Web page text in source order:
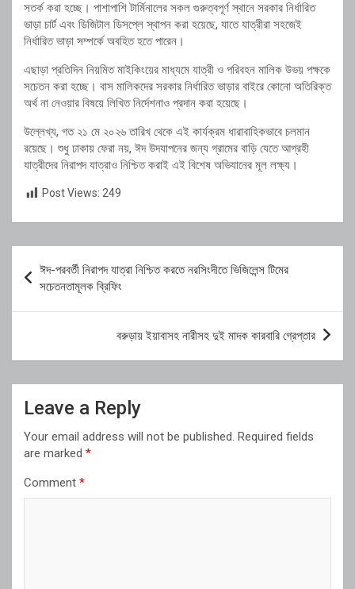
সতর্ক করা হচ্ছে। পাশাপাশি টার্মিনালের সকল গুরুত্বপূর্ণ স্থানে সরকার নির্ধারিত
ভাড়া চার্ট এবং ডিজিটাল ডিসপ্লে স্থাপন করা হয়েছে, যাতে যাত্রীরা সহজেই
নির্ধারিত ভাড়া সম্পর্কে অবহিত হতে পারেন।
এছাড়া প্রতিদিন নিয়মিত মাইকিংয়ের মাধ্যমে যাত্রী ও পরিবহন মালিক উভয় পক্ষকে
সচেতন করা হচ্ছে। বাস মালিকদের সরকার নির্ধারিত ভাড়ার বাইরে কোনো অতিরিক্ত
অর্থ না নেওয়ার বিষয়ে লিখিত নির্দেশনাও প্রদান করা হয়েছে।
উল্লেখ্য, গত ২১ মে ২০২৬ তারিখ থেকে এই কার্যক্রম ধারাবাহিকভাবে চলমান
রয়েছে। শুধু ঢাকায় ফেরা নয়, ঈদ উদযাপনের জন্য গ্রামের বাড়ি যেতে আগ্রহী
যাত্রীদের নিরাপদ যাত্রাও নিশ্চিত করাই এই বিশেষ অভিযানের মূল লক্ষ্য।
Post Views: 249
navigation
ঈদ-পরবর্তী নিরাপদ যাত্রা নিশ্চিত করতে নরসিংদীতে ভিজিলেন্স টিমের
সচেতনতামূলক ব্রিফিং
বরুড়ায় ইয়াবাসহ নারীসহ দুই মাদক কারবারি গ্রেপ্তার
Leave a Reply
Your email address will not be published. Required fields
are marked *
Comment *